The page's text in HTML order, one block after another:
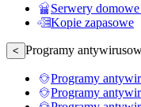
Serwery
Kopie zapasowe
< Programy
Programy
Programy